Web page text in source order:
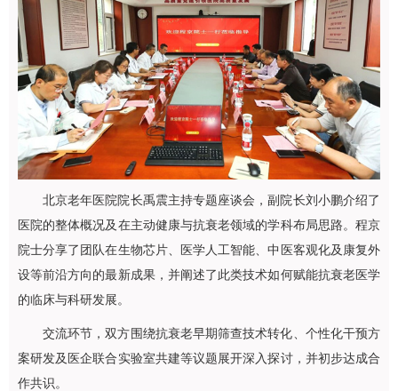
北京老年医院院长禹震主持专题座谈会，副院长刘小鹏介绍了
医院的整体概况及在主动健康与抗衰老领域的学科布局思路。程京
院士分享了团队在生物芯片、医学人工智能、中医客观化及康复外
设等前沿方向的最新成果，并阐述了此类技术如何赋能抗衰老医学
的临床与科研发展。
交流环节，双方围绕抗衰老早期筛查技术转化、个性化干预方
案研发及医企联合实验室共建等议题展开深入探讨，并初步达成合
作共识。